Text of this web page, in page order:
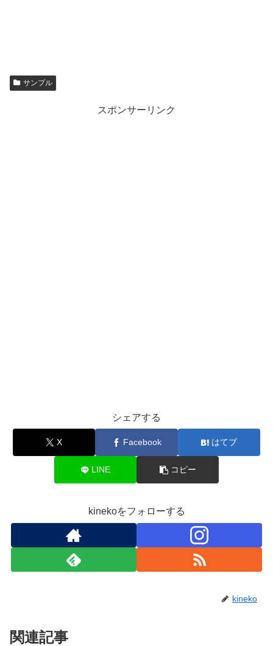
サンプル
スポンサーリンク
シェアする
X Facebook はてブ
LINE コピー
kinekoをフォローする
kineko
関連記事